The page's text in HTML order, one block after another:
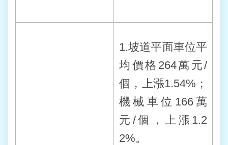
1.坡道平面車位平
均價格264萬元/
個，上漲1.54%；
機械車位166萬
元/個，上漲1.2
2%。